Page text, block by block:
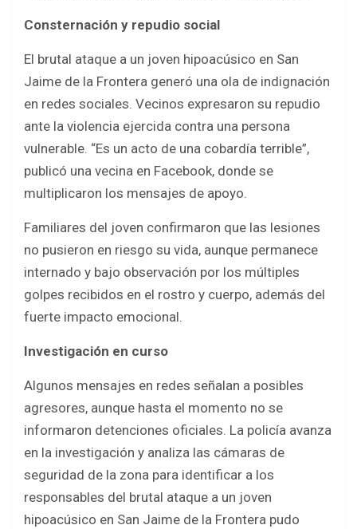
Consternación y repudio social
El brutal ataque a un joven hipoacúsico en San
Jaime de la Frontera generó una ola de indignación
en redes sociales. Vecinos expresaron su repudio
ante la violencia ejercida contra una persona
vulnerable. “Es un acto de una cobardía terrible”,
publicó una vecina en Facebook, donde se
multiplicaron los mensajes de apoyo.
Familiares del joven confirmaron que las lesiones
no pusieron en riesgo su vida, aunque permanece
internado y bajo observación por los múltiples
golpes recibidos en el rostro y cuerpo, además del
fuerte impacto emocional.
Investigación en curso
Algunos mensajes en redes señalan a posibles
agresores, aunque hasta el momento no se
informaron detenciones oficiales. La policía avanza
en la investigación y analiza las cámaras de
seguridad de la zona para identificar a los
responsables del brutal ataque a un joven
hipoacúsico en San Jaime de la Frontera pudo